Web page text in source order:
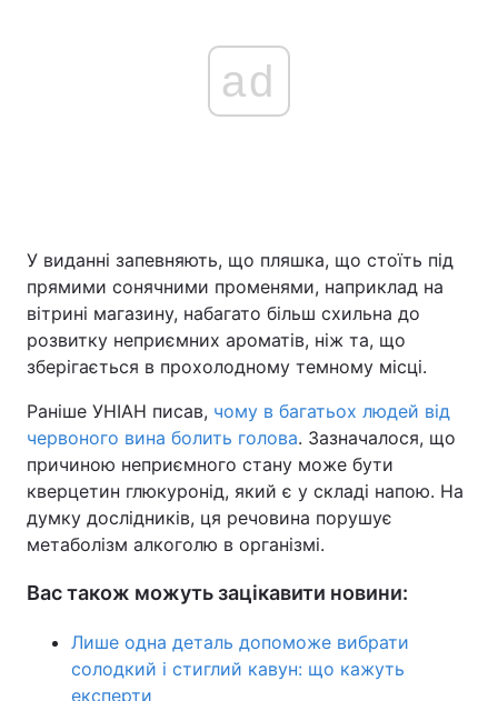
ad
У виданні запевняють, що пляшка, що стоїть під
прямими сонячними променями, наприклад на
вітрині магазину, набагато більш схильна до
розвитку неприємних ароматів, ніж та, що
зберігається в прохолодному темному місці.
Раніше УНІАН писав, чому в багатьох людей від
червоного вина болить голова. Зазначалося, що
причиною неприємного стану може бути
кверцетин глюкуронід, який є у складі напою. На
думку дослідників, ця речовина порушує
метаболізм алкоголю в організмі.
Вас також можуть зацікавити новини:
Лише одна деталь допоможе вибрати
солодкий і стиглий кавун: що кажуть
експерти